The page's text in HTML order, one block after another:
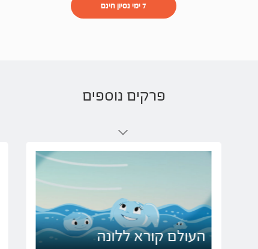
7 ימי נסיון חינם
פרקים נוספים
העולם קורא ללונה